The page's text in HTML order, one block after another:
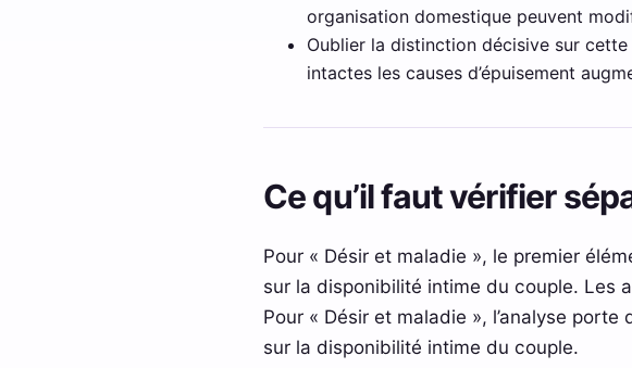
organisation domestique peuvent
Oublier la distinction décisive sur
intactes les causes d’épuisement
Ce qu’il faut vérifier
Pour « Désir et maladie », le premier
sur la disponibilité intime du couple. Les
Pour « Désir et maladie », l’analyse
sur la disponibilité intime du couple.